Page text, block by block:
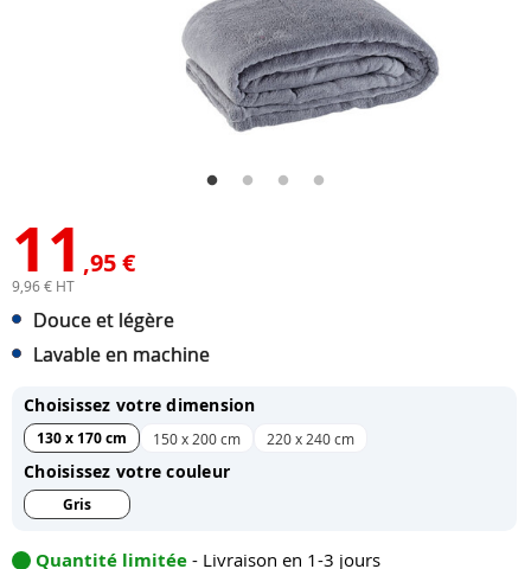
11 ,95 €
9,96 € HT
Douce et légère
Lavable en machine
Choisissez votre dimension
130 x 170 cm 150 x 200 cm 220 x 240 cm
Choisissez votre couleur
Gris
Quantité limitée - Livraison en 1-3 jours